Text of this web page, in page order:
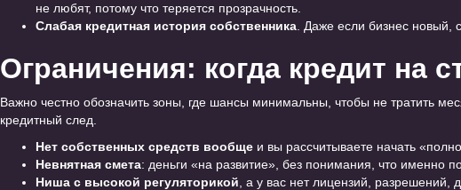
не любят, потому что теряется прозрачность.
Слабая кредитная история собственника . Даже если бизнес новый,
Ограничения: когда кредит на
Важно честно обозначить зоны, где шансы минимальны, чтобы не тратить
кредитный след.
Нет собственных средств вообще и вы рассчитываете начать
Невнятная смета: деньги «на развитие», без понимания, что именно
Ниша с высокой регуляторикой , а у вас нет лицензий, разрешений,